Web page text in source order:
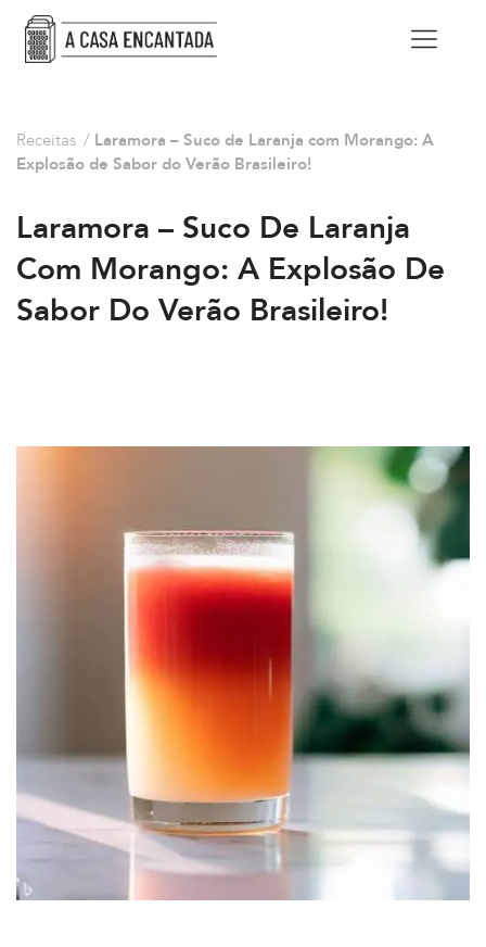
Receitas / Laramora – Suco de Laranja com Morango: A
Explosão de Sabor do Verão Brasileiro!
Laramora – Suco De Laranja
Com Morango: A Explosão De
Sabor Do Verão Brasileiro!